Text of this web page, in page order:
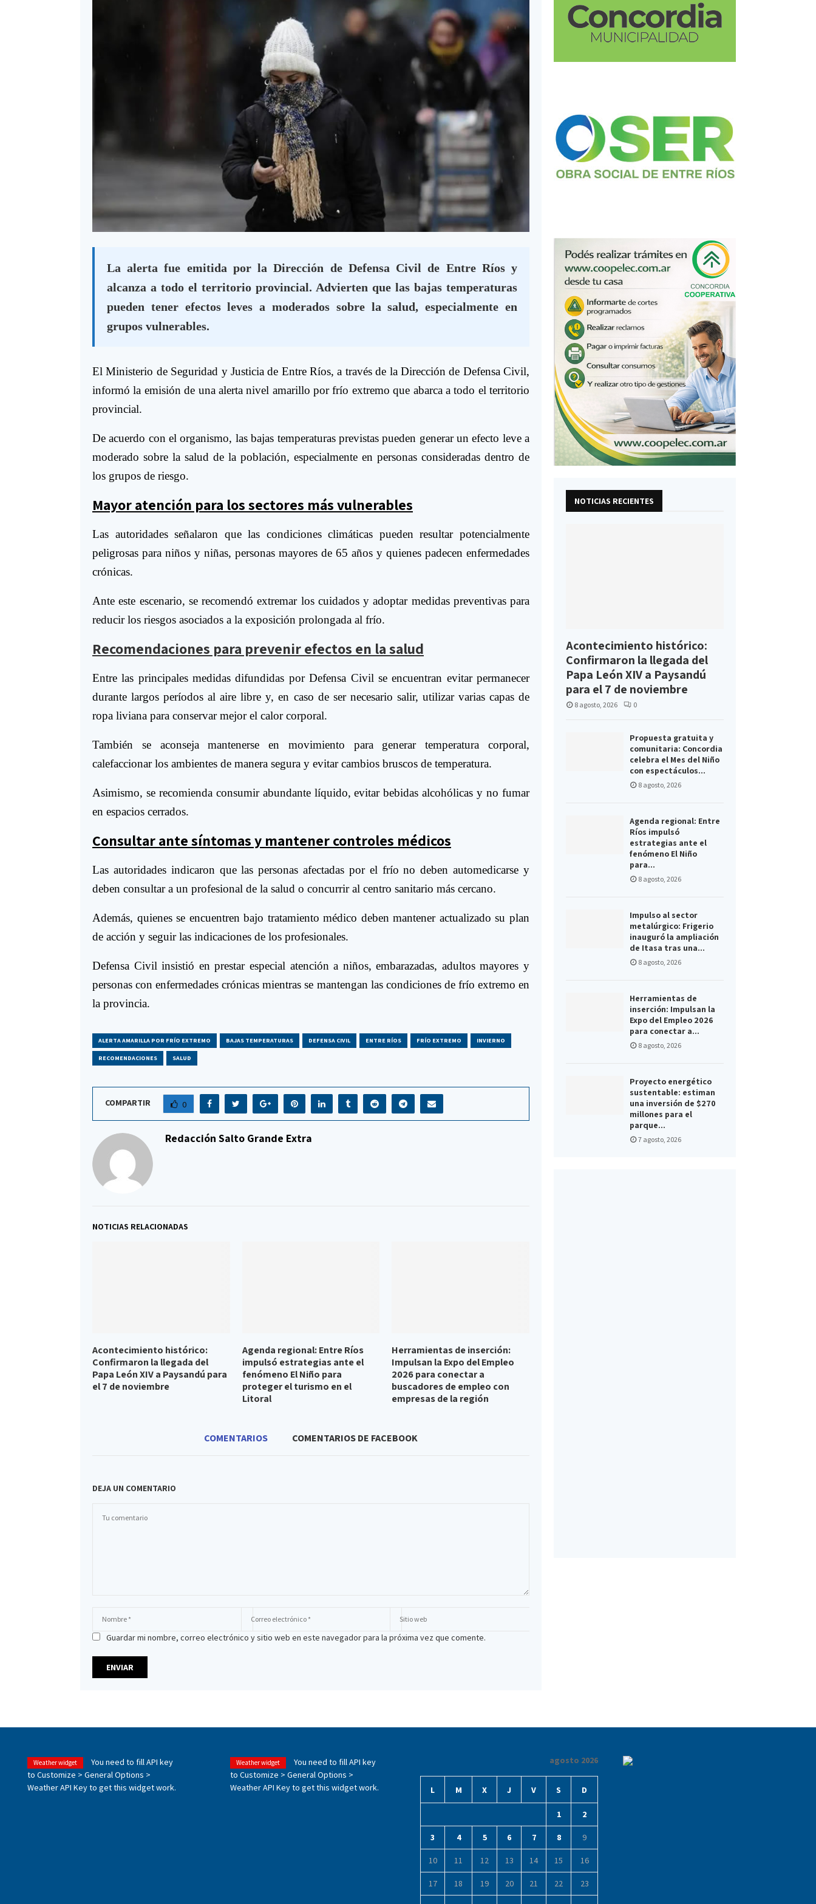
La alerta fue emitida por la Dirección de Defensa Civil de Entre Ríos y
alcanza a todo el territorio provincial. Advierten que las bajas temperaturas
pueden tener efectos leves a moderados sobre la salud, especialmente en
grupos vulnerables.
El Ministerio de Seguridad y Justicia de Entre Ríos, a través de la Dirección de Defensa Civil,
informó la emisión de una alerta nivel amarillo por frío extremo que abarca a todo el territorio
provincial.
De acuerdo con el organismo, las bajas temperaturas previstas pueden generar un efecto leve a
moderado sobre la salud de la población, especialmente en personas consideradas dentro de
los grupos de riesgo.
Mayor atención para los sectores más vulnerables
Las autoridades señalaron que las condiciones climáticas pueden resultar potencialmente
peligrosas para niños y niñas, personas mayores de 65 años y quienes padecen enfermedades
crónicas.
Ante este escenario, se recomendó extremar los cuidados y adoptar medidas preventivas para
reducir los riesgos asociados a la exposición prolongada al frío.
Recomendaciones para prevenir efectos en la salud
Entre las principales medidas difundidas por Defensa Civil se encuentran evitar permanecer
durante largos períodos al aire libre y, en caso de ser necesario salir, utilizar varias capas de
ropa liviana para conservar mejor el calor corporal.
También se aconseja mantenerse en movimiento para generar temperatura corporal,
calefaccionar los ambientes de manera segura y evitar cambios bruscos de temperatura.
Asimismo, se recomienda consumir abundante líquido, evitar bebidas alcohólicas y no fumar
en espacios cerrados.
Consultar ante síntomas y mantener controles médicos
Las autoridades indicaron que las personas afectadas por el frío no deben automedicarse y
deben consultar a un profesional de la salud o concurrir al centro sanitario más cercano.
Además, quienes se encuentren bajo tratamiento médico deben mantener actualizado su plan
de acción y seguir las indicaciones de los profesionales.
Defensa Civil insistió en prestar especial atención a niños, embarazadas, adultos mayores y
personas con enfermedades crónicas mientras se mantengan las condiciones de frío extremo en
la provincia.
ALERTA AMARILLA POR FRÍO EXTREMO BAJAS TEMPERATURAS DEFENSA CIVIL ENTRE RÍOS FRÍO EXTREMO INVIERNO
RECOMENDACIONES SALUD
COMPARTIR 0
Redacción Salto Grande Extra
NOTICIAS RELACIONADAS
Acontecimiento histórico:
Confirmaron la llegada del
Papa León XIV a Paysandú para
el 7 de noviembre
Agenda regional: Entre Ríos
impulsó estrategias ante el
fenómeno El Niño para
proteger el turismo en el
Litoral
Herramientas de inserción:
Impulsan la Expo del Empleo
2026 para conectar a
buscadores de empleo con
empresas de la región
COMENTARIOS COMENTARIOS DE FACEBOOK
DEJA UN COMENTARIO
Guardar mi nombre, correo electrónico y sitio web en este navegador para la próxima vez que comente.
NOTICIAS RECIENTES
Acontecimiento histórico:
Confirmaron la llegada del
Papa León XIV a Paysandú
para el 7 de noviembre
8 agosto, 2026 0
Propuesta gratuita y
comunitaria: Concordia
celebra el Mes del Niño
con espectáculos...
8 agosto, 2026
Agenda regional: Entre
Ríos impulsó
estrategias ante el
fenómeno El Niño
para...
8 agosto, 2026
Impulso al sector
metalúrgico: Frigerio
inauguró la ampliación
de Itasa tras una...
8 agosto, 2026
Herramientas de
inserción: Impulsan la
Expo del Empleo 2026
para conectar a...
8 agosto, 2026
Proyecto energético
sustentable: estiman
una inversión de $270
millones para el
parque...
7 agosto, 2026
Weather widget
You need to fill API key
to Customize > General Options >
Weather API Key to get this widget work.
Weather widget
You need to fill API key
to Customize > General Options >
Weather API Key to get this widget work.
agosto 2026
L M X J V S D
1 2
3 4 5 6 7 8 9
10 11 12 13 14 15 16
17 18 19 20 21 22 23